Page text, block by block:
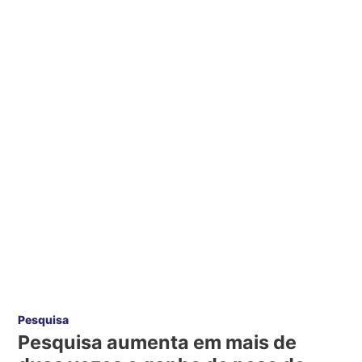
Pesquisa
Pesquisa aumenta em mais de